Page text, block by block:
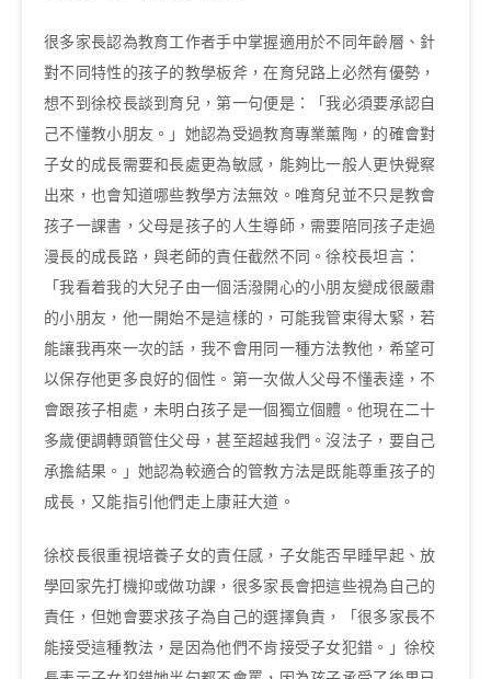
很多家長認為教育工作者手中掌握適用於不同年齡層、針
對不同特性的孩子的教學板斧，在育兒路上必然有優勢，
想不到徐校長談到育兒，第一句便是：「我必須要承認自
己不懂教小朋友。」她認為受過教育專業薰陶，的確會對
子女的成長需要和長處更為敏感，能夠比一般人更快覺察
出來，也會知道哪些教學方法無效。唯育兒並不只是教會
孩子一課書，父母是孩子的人生導師，需要陪同孩子走過
漫長的成長路，與老師的責任截然不同。徐校長坦言：
「我看着我的大兒子由一個活潑開心的小朋友變成很嚴肅
的小朋友，他一開始不是這樣的，可能我管束得太緊，若
能讓我再來一次的話，我不會用同一種方法教他，希望可
以保存他更多良好的個性。第一次做人父母不懂表達，不
會跟孩子相處，未明白孩子是一個獨立個體。他現在二十
多歲便調轉頭管住父母，甚至超越我們。沒法子，要自己
承擔結果。」她認為較適合的管教方法是既能尊重孩子的
成長，又能指引他們走上康莊大道。
徐校長很重視培養子女的責任感，子女能否早睡早起、放
學回家先打機抑或做功課，很多家長會把這些視為自己的
責任，但她會要求孩子為自己的選擇負責，「很多家長不
能接受這種教法，是因為他們不肯接受子女犯錯。」徐校